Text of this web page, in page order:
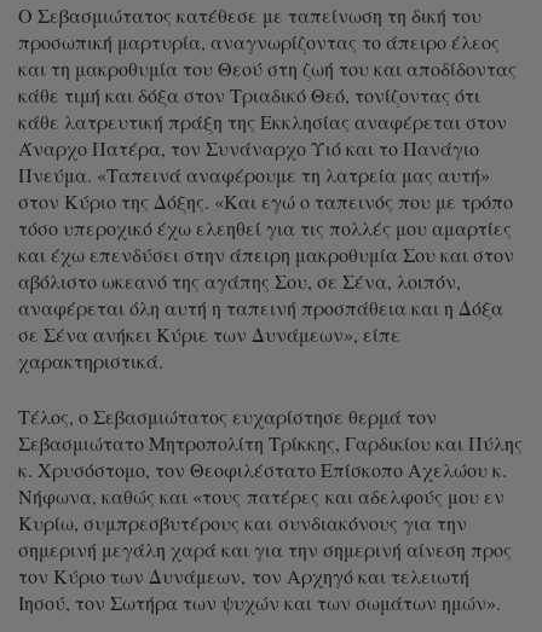
Ο Σεβασμιώτατος κατέθεσε με ταπείνωση τη δική του
προσωπική μαρτυρία, αναγνωρίζοντας το άπειρο έλεος
και τη μακροθυμία του Θεού στη ζωή του και αποδίδοντας
κάθε τιμή και δόξα στον Τριαδικό Θεό, τονίζοντας ότι
κάθε λατρευτική πράξη της Εκκλησίας αναφέρεται στον
Άναρχο Πατέρα, τον Συνάναρχο Υιό και το Πανάγιο
Πνεύμα. «Ταπεινά αναφέρουμε τη λατρεία μας αυτή»
στον Κύριο της Δόξης. «Και εγώ ο ταπεινός που με τρόπο
τόσο υπεροχικό έχω ελεηθεί για τις πολλές μου αμαρτίες
και έχω επενδύσει στην άπειρη μακροθυμία Σου και στον
αβόλιστο ωκεανό της αγάπης Σου, σε Σένα, λοιπόν,
αναφέρεται όλη αυτή η ταπεινή προσπάθεια και η Δόξα
σε Σένα ανήκει Κύριε των Δυνάμεων», είπε
χαρακτηριστικά.
Τέλος, ο Σεβασμιώτατος ευχαρίστησε θερμά τον
Σεβασμιώτατο Μητροπολίτη Τρίκκης, Γαρδικίου και Πύλης
κ. Χρυσόστομο, τον Θεοφιλέστατο Επίσκοπο Αχελώου κ.
Νήφωνα, καθώς και «τους πατέρες και αδελφούς μου εν
Κυρίω, συμπρεσβυτέρους και συνδιακόνους για την
σημερινή μεγάλη χαρά και για την σημερινή αίνεση προς
τον Κύριο των Δυνάμεων, τον Αρχηγό και τελειωτή
Ιησού, τον Σωτήρα των ψυχών και των σωμάτων ημών».